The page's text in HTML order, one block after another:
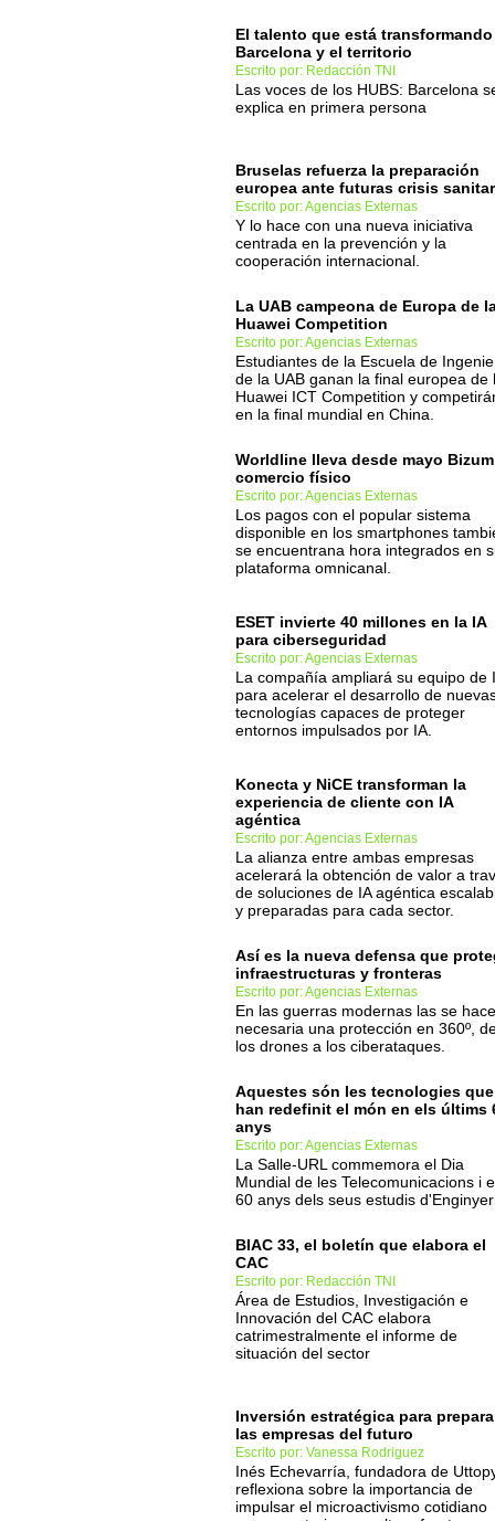
El talento que está transformando
Barcelona y el territorio
Escrito por: Redacción TNI
Las voces de los HUBS: Barcelona
explica en primera persona
Bruselas refuerza la preparación
europea ante futuras crisis
Escrito por: Agencias Externas
Y lo hace con una nueva iniciativa
centrada en la prevención y la
cooperación internacional.
La UAB campeona de Europa de
Huawei Competition
Escrito por: Agencias Externas
Estudiantes de la Escuela de
de la UAB ganan la final europea de
Huawei ICT Competition y
en la final mundial en China.
Worldline lleva desde mayo
comercio físico
Escrito por: Agencias Externas
Los pagos con el popular sistema
disponible en los smartphones
se encuentrana hora integrados en
plataforma omnicanal.
ESET invierte 40 millones en la IA
para ciberseguridad
Escrito por: Agencias Externas
La compañía ampliará su equipo de
para acelerar el desarrollo de
tecnologías capaces de proteger
entornos impulsados por IA.
Konecta y NiCE transforman la
experiencia de cliente con IA
agéntica
Escrito por: Agencias Externas
La alianza entre ambas empresas
acelerará la obtención de valor a
de soluciones de IA agéntica
y preparadas para cada sector.
Así es la nueva defensa que
infraestructuras y fronteras
Escrito por: Agencias Externas
En las guerras modernas las se hace
necesaria una protección en 360º,
los drones a los ciberataques.
Aquestes són les tecnologies que
han redefinit el món en els últims
anys
Escrito por: Agencias Externas
La Salle-URL commemora el Dia
Mundial de les Telecomunicacions i
60 anys dels seus estudis
BIAC 33, el boletín que elabora el
CAC
Escrito por: Redacción TNI
Área de Estudios, Investigación e
Innovación del CAC elabora
catrimestralmente el informe de
situación del sector
Inversión estratégica para
las empresas del futuro
Escrito por: Vanessa Rodriguez
Inés Echevarría, fundadora de
reflexiona sobre la importancia de
impulsar el microactivismo cotidiano